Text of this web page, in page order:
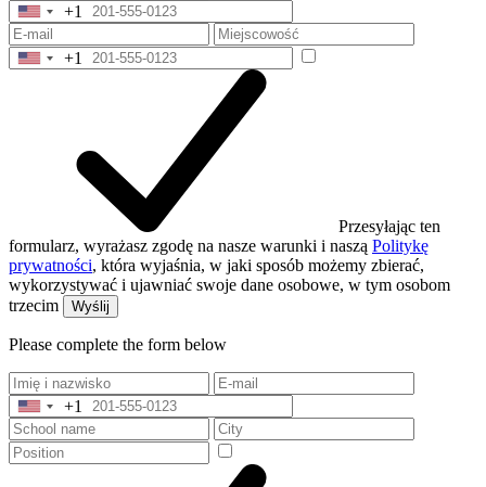
United
States
+1
+1
United
+1
Przesyłając ten
formularz, wyrażasz zgodę na nasze warunki i naszą Politykę
prywatności, która wyjaśnia, w jaki sposób możemy zbierać,
wykorzystywać i ujawniać swoje dane osobowe, w tym osobom
trzecim
Wyślij
Please complete the form below
United
States
+1
+1